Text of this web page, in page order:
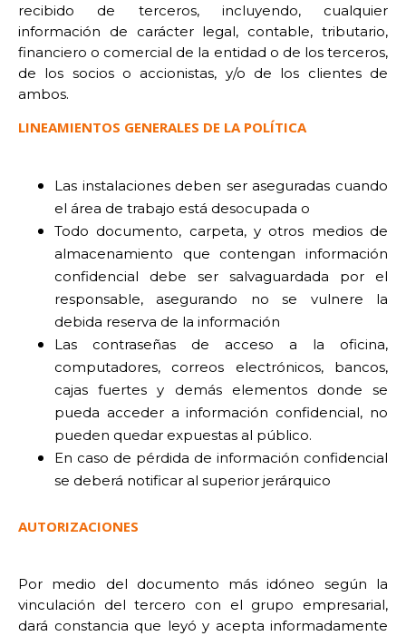
recibido de terceros, incluyendo, cualquier
información de carácter legal, contable, tributario,
financiero o comercial de la entidad o de los terceros,
de los socios o accionistas, y/o de los clientes de
ambos.
LINEAMIENTOS GENERALES DE LA POLÍTICA
Las instalaciones deben ser aseguradas cuando
el área de trabajo está desocupada o
Todo documento, carpeta, y otros medios de
almacenamiento que contengan información
confidencial debe ser salvaguardada por el
responsable, asegurando no se vulnere la
debida reserva de la información
Las contraseñas de acceso a la oficina,
computadores, correos electrónicos, bancos,
cajas fuertes y demás elementos donde se
pueda acceder a información confidencial, no
pueden quedar expuestas al público.
En caso de pérdida de información confidencial
se deberá notificar al superior jerárquico
AUTORIZACIONES
Por medio del documento más idóneo según la
vinculación del tercero con el grupo empresarial,
dará constancia que leyó y acepta informadamente